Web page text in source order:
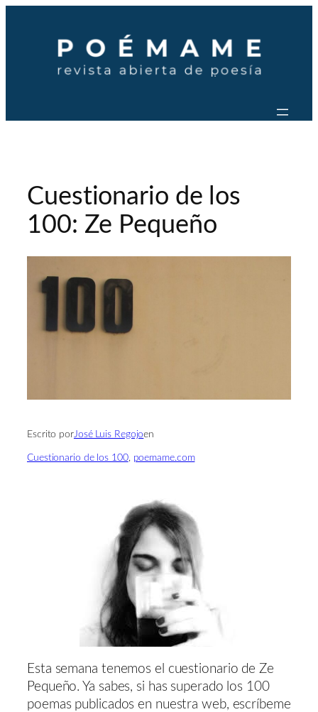
contenido
Cuestionario de los
100: Ze Pequeño
Escrito porJosé Luis Regojoen
Cuestionario de los 100, poemame.com
Esta semana tenemos el cuestionario de Ze
Pequeño. Ya sabes, si has superado los 100
poemas publicados en nuestra web, escríbeme